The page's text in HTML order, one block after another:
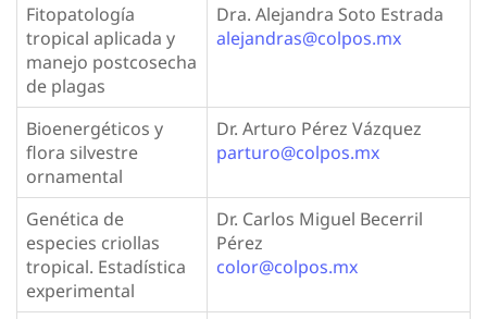
Fitopatología
tropical aplicada y
manejo postcosecha
de plagas
Dra. Alejandra Soto Estrada
alejandras@colpos.mx
Bioenergéticos y
flora silvestre
ornamental
Dr. Arturo Pérez Vázquez
parturo@colpos.mx
Genética de
especies criollas
tropical. Estadística
experimental
Dr. Carlos Miguel Becerril
Pérez
color@colpos.mx